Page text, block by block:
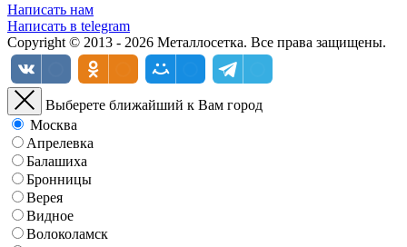
Написать нам
Написать в telegram
Copyright © 2013 - 2026 Металлосетка. Все права защищены.
Выберете ближайший к Вам город
Москва
Апрелевка
Балашиха
Бронницы
Верея
Видное
Волоколамск